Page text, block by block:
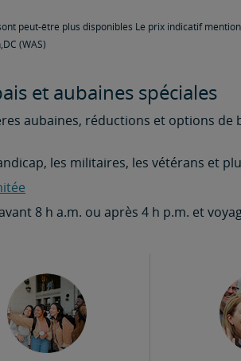
peut-être plus disponibles Le prix indicatif
(WAS)
et aubaines spéciales
aubaines, réductions et options de
les militaires, les vétérans et
8 h a.m. ou après 4 h p.m. et